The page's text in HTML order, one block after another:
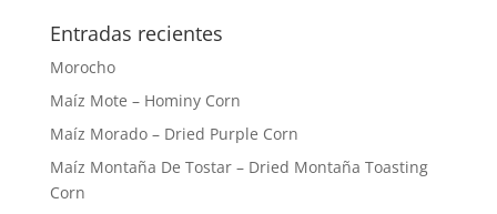
Entradas recientes
Morocho
Maíz Mote – Hominy Corn
Maíz Morado – Dried Purple Corn
Maíz Montaña De Tostar – Dried Montaña Toasting
Corn